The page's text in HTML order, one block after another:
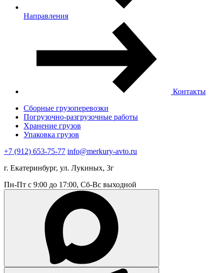
Направления
Контакты
Сборные грузоперевозки
Погрузочно-разгрузочные работы
Хранение грузов
Упаковка грузов
+7 (912) 653-75-77 info@merkury-avto.ru
г. Екатеринбург, ул. Лукиных, 3г
Пн-Пт с 9:00 до 17:00, Сб-Вс выходной